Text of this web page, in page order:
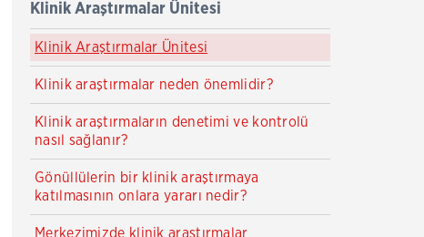
Klinik Araştırmalar Ünitesi
Klinik Araştırmalar Ünitesi
Klinik araştırmalar neden önemlidir?
Klinik araştırmaların denetimi ve kontrolü
nasıl sağlanır?
Gönüllülerin bir klinik araştırmaya
katılmasının onlara yararı nedir?
Merkezimizde klinik araştırmalar